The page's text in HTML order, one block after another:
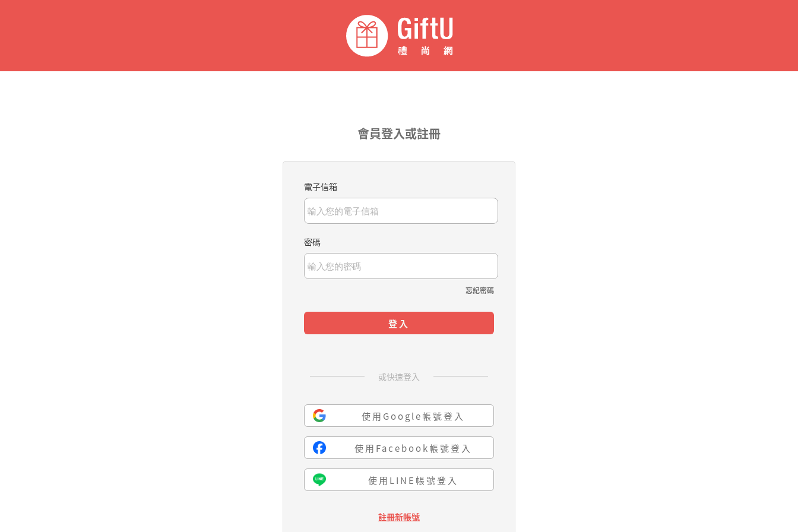
會員登入或註冊
電子信箱
密碼
忘記密碼
登入
或快速登入
使用Google帳號登入
使用Facebook帳號登入
使用LINE帳號登入
註冊新帳號